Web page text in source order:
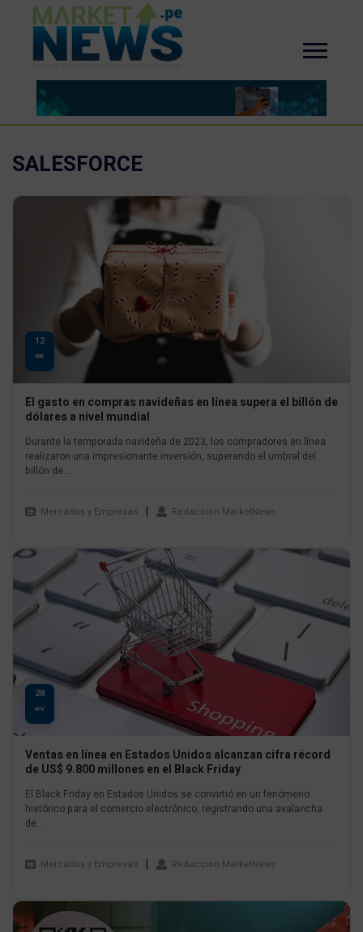
SALESFORCE
12
ENE
El gasto en compras navideñas en línea supera el billón de
dólares a nivel mundial
Durante la temporada navideña de 2023, los compradores en línea
realizaron una impresionante inversión, superando el umbral del
billón de...
Mercados y Empresas Redaccion MarketNews
28
NOV
Ventas en línea en Estados Unidos alcanzan cifra récord
de US$ 9.800 millones en el Black Friday
El Black Friday en Estados Unidos se convirtió en un fenómeno
histórico para el comercio electrónico, registrando una avalancha
de...
Mercados y Empresas Redaccion MarketNews